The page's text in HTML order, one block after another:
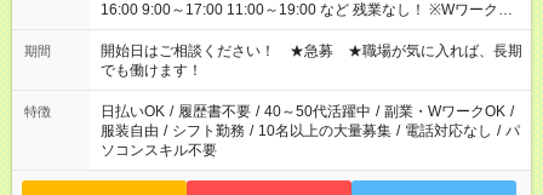
16:00 9:00～17:00 11:00～19:00 など 残業なし！ ※Wワークの
場合、他のお仕事と合わせ週40時間超の就業はご案内できませ
ん ※法令に基づき、週20時間以上勤務は社会保険への加入対象
となります ※労働者派遣法（日雇い派遣の原則禁止）により、
短時間・短期間の就業はご案内が難しい場合があります
期間
開始日はご相談ください！ ★急募 ★職場が気に入れば、長期
でも働けます！
特徴 日払いOK / 履歴書不要 / 40～50代活躍中 / 副業・WワークOK /
服装自由 / シフト勤務 / 10名以上の大量募集 / 電話対応なし / パ
ソコンスキル不要